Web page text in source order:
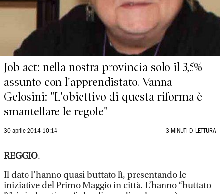
Job act: nella nostra provincia solo il 3,5%
assunto con l'apprendistato. Vanna
Gelosini: "L'obiettivo di questa riforma è
smantellare le regole"
30 aprile 2014 10:14 3 MINUTI DI LETTURA
REGGIO.
Il dato l’hanno quasi buttato lì, presentando le
iniziative del Primo Maggio in città. L’hanno “buttato